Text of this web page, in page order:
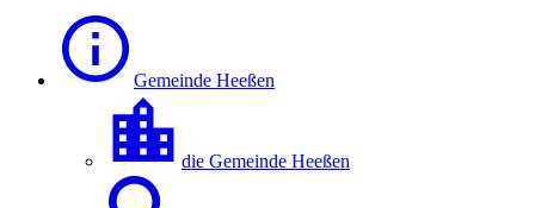
Gemeinde Heeßen
die Gemeinde Heeßen